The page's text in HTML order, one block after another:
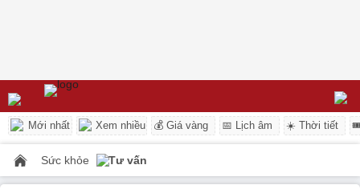
Mới nhất Xem nhiều 💰 Giá vàng 📅 Lịch âm ☀️ Thời tiết
Sức khỏe Tư vấn